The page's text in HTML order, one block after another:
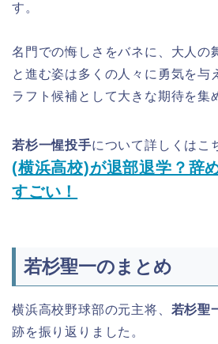
す。
名門での悔しさをバネに、大人の
と進む姿は多くの人々に勇気を与
ラフト候補として大きな期待を集
若杉一惺投手について詳しくは
(横浜高校)が退部退学？辞
すごい！
若杉聖一のまとめ
横浜高校野球部の元主将、 若杉聖
跡を振り返りました。